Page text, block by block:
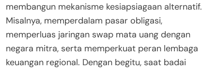
membangun mekanisme kesiapsiagaan alternatif.
Misalnya, memperdalam pasar obligasi,
memperluas jaringan swap mata uang dengan
negara mitra, serta memperkuat peran lembaga
keuangan regional. Dengan begitu, saat badai